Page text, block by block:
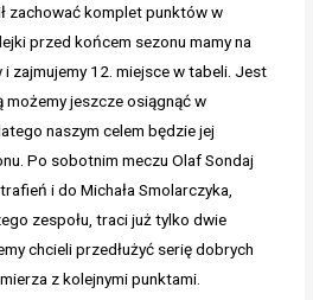
zachować komplet punktów w
przed końcem sezonu mamy na
zajmujemy 12. miejsce w tabeli. Jest
możemy jeszcze osiągnąć w
naszym celem będzie jej
Po sobotnim meczu Olaf Sondaj
i do Michała Smolarczyka,
zespołu, traci już tylko dwie
chcieli przedłużyć serię dobrych
z kolejnymi punktami.